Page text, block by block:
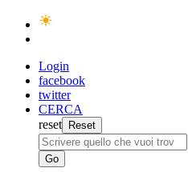
Login
facebook
twitter
CERCA
reset